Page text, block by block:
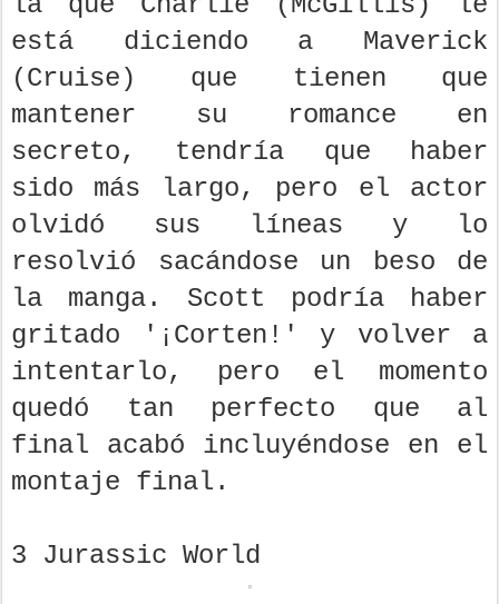
está diciendo a Maverick
(Cruise) que tienen que
mantener su romance en
secreto, tendría que haber
sido más largo, pero el actor
olvidó sus líneas y lo
resolvió sacándose un beso de
la manga. Scott podría haber
gritado '¡Corten!' y volver a
intentarlo, pero el momento
quedó tan perfecto que al
final acabó incluyéndose en el
montaje final.
3 Jurassic World